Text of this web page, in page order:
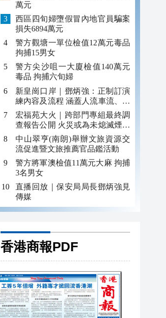
萬元
西區四旬婦墮假冒內地官員騙案
損失6894萬元
警方觀塘一單位檢值12萬元毒品
拘捕15男女
警方尖沙咀一大廈檢值140萬元
毒品 拘捕六旬婦
新皇崗口岸｜鄧炳強：正制訂演
練內容及流程 涵蓋人流車流、緊
急應變等
宏福苑大火｜跨部門專組最終調
查報告公開 火災或為未熄滅煙頭
引發
中山翠亨(南朗)舉辦文旅資源交
流促進暨文旅推薦官品鑑活動
警方將軍澳檢值11萬元大麻 拘捕
3名男女
直播回放｜保安局局長鄧炳強見
傳媒
香港商報PDF